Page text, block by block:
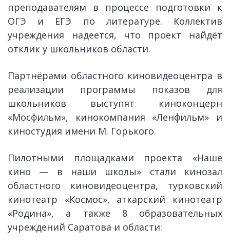
преподавателям в процессе подготовки к
ОГЭ и ЕГЭ по литературе. Коллектив
учреждения надеется, что проект найдёт
отклик у школьников области.
Партнёрами областного киновидеоцентра в
реализации программы показов для
школьников выступят киноконцерн
«Мосфильм», кинокомпания «Ленфильм» и
киностудия имени М. Горького.
Пилотными площадками проекта «Наше
кино — в наши школы» стали кинозал
областного киновидеоцентра, турковский
кинотеатр «Космос», аткарский кинотеатр
«Родина», а также 8 образовательных
учреждений Саратова и области: